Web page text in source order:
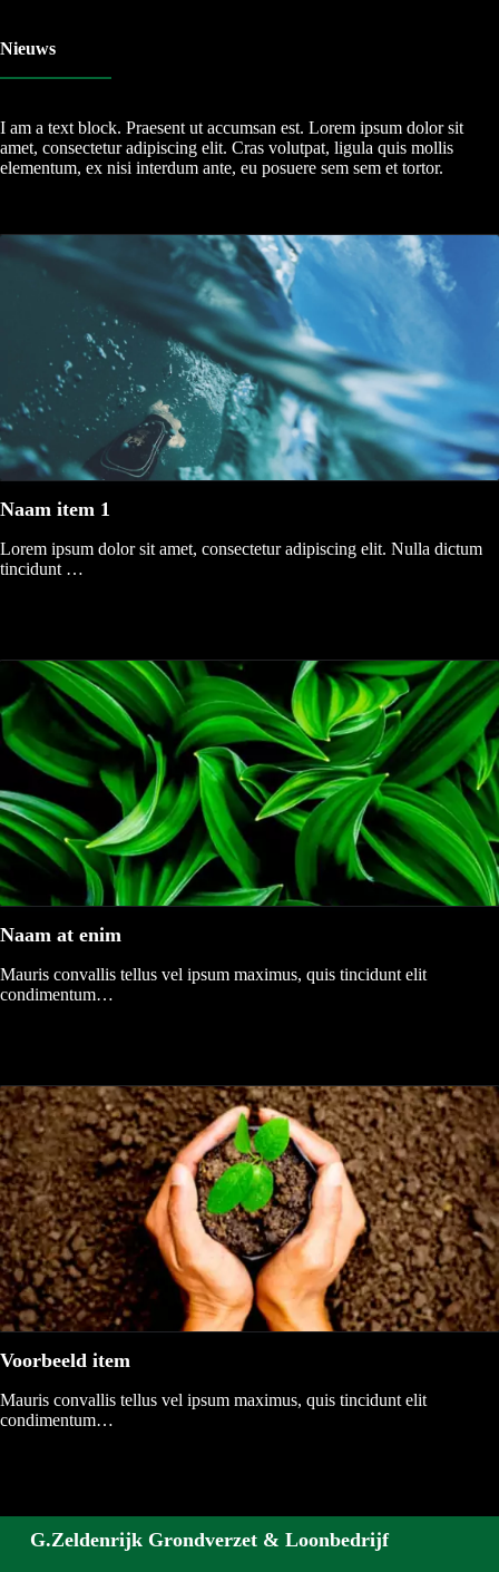
Nieuws
I am a text block. Praesent ut accumsan est. Lorem ipsum dolor sit
amet, consectetur adipiscing elit. Cras volutpat, ligula quis mollis
elementum, ex nisi interdum ante, eu posuere sem sem et tortor.
Naam item 1
Lorem ipsum dolor sit amet, consectetur adipiscing elit. Nulla dictum
tincidunt …
Naam at enim
Mauris convallis tellus vel ipsum maximus, quis tincidunt elit
condimentum…
Voorbeeld item
Mauris convallis tellus vel ipsum maximus, quis tincidunt elit
condimentum…
G.Zeldenrijk Grondverzet & Loonbedrijf